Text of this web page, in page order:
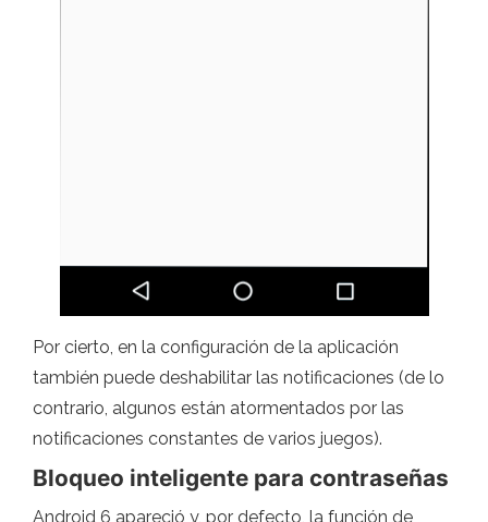
Por cierto, en la configuración de la aplicación
también puede deshabilitar las notificaciones (de lo
contrario, algunos están atormentados por las
notificaciones constantes de varios juegos).
Bloqueo inteligente para contraseñas
Android 6 apareció y, por defecto, la función de